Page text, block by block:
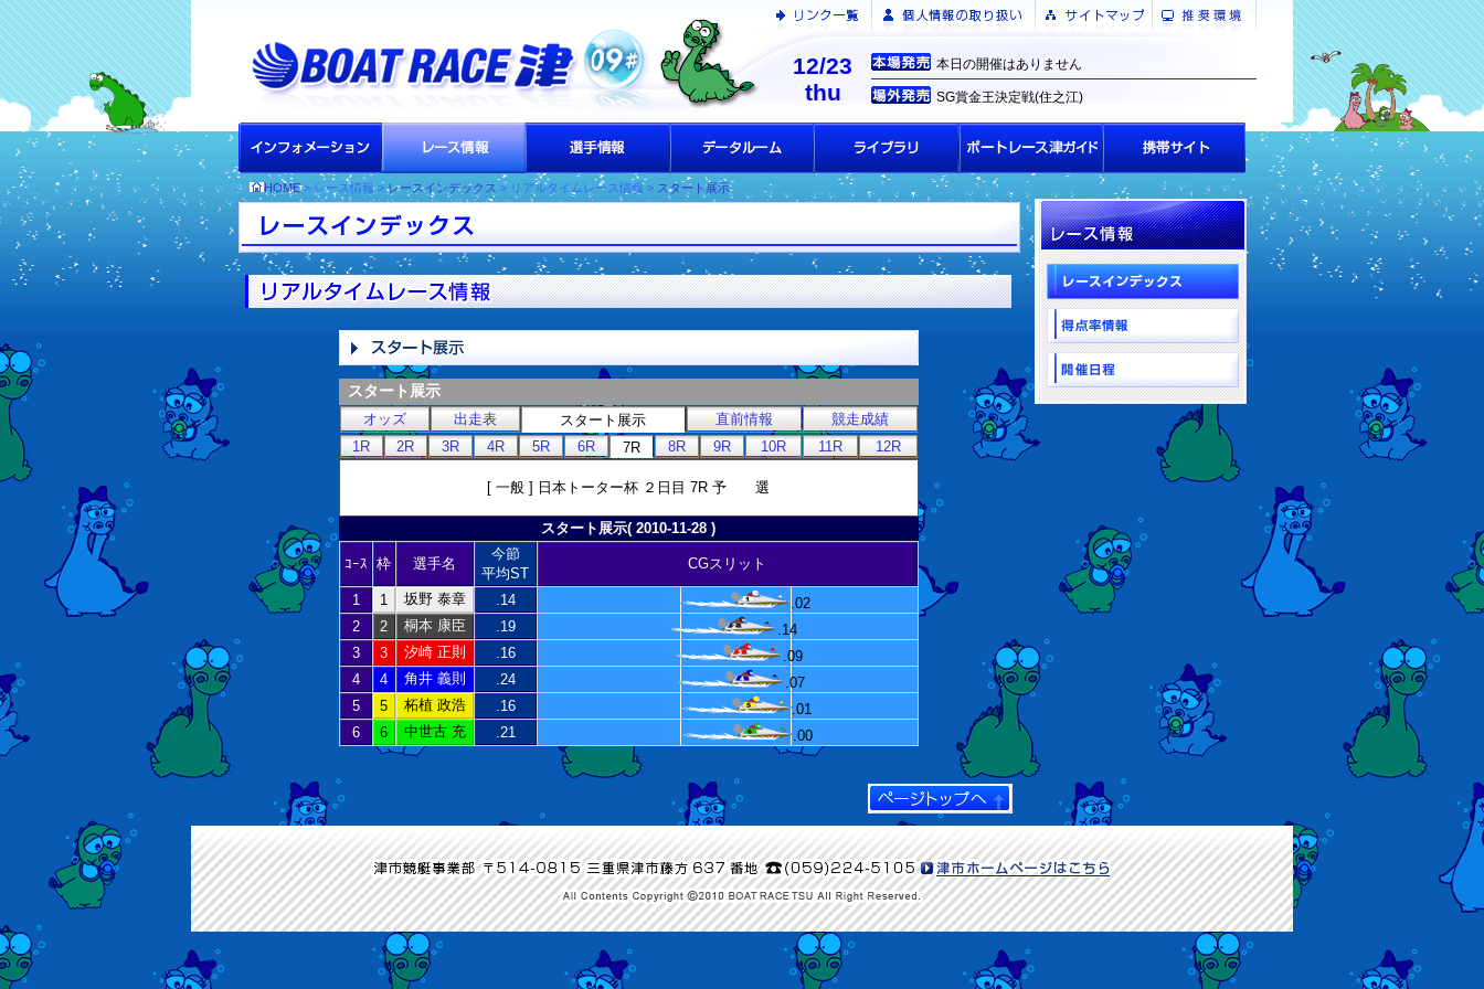
本日の開催はありません
SG賞金王決定戦(住之江)
12/23
thu
HOME> レース情報 >レースインデックス > リアルタイムレース情報 > スタート展示
スタート展示
オッズ 出走表 スタート展示 直前情報
競走成績
1R
2R 3R 4R 5R 6R 7R 8R 9R 10R 11R 12R
[ 一般 ] 日本トーター杯 ２日目 7R 予 選
スタート展示( 2010-11-28 )
ｺｰｽ 枠 選手名
今節
平均ST
CGスリット
1 1 坂野 泰章 .14
.02
2
2 桐本 康臣 .19
.14
3
3 汐崎 正則 .16
.09
4
4 角井 義則 .24
.07
5
5 柘植 政浩 .16
.01
6
6 中世古 充 .21 .00